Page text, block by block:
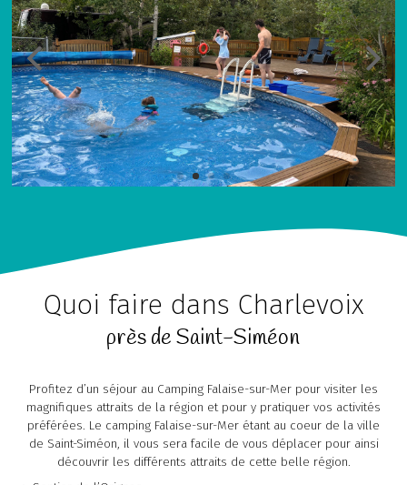
Quoi faire dans Charlevoix
près de Saint-Siméon
Profitez d’un séjour au Camping Falaise-sur-Mer pour visiter les
magnifiques attraits de la région et pour y pratiquer vos activités
préférées. Le camping Falaise-sur-Mer étant au coeur de la ville
de Saint-Siméon, il vous sera facile de vous déplacer pour ainsi
découvrir les différents attraits de cette belle région.